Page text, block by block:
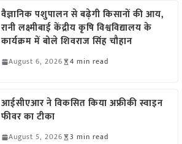
वैज्ञानिक पशुपालन से बढ़ेगी किसानों की आय,
रानी लक्ष्मीबाई केंद्रीय कृषि विश्वविद्यालय के
कार्यक्रम में बोले शिवराज सिंह चौहान
August 6, 2026 4 min read
आईसीएआर ने विकसित किया अफ्रीकी स्वाइन
फीवर का टीका
August 5, 2026 3 min read